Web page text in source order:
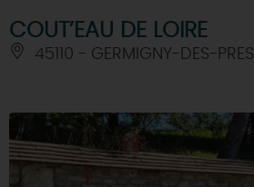
COUT’EAU DE LOIRE
45110 - GERMIGNY-DES-PRES